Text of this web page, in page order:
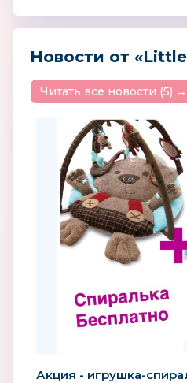
Новости от
Читать все новости (5) →
Акция - игрушка-